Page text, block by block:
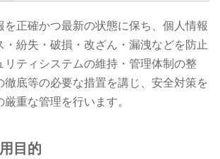
を正確かつ最新の状態に保ち、個人情報
紛失・破損・改ざん・漏洩などを防止
リティシステムの維持・管理体制の整
底等の必要な措置を講じ、安全対策を
重な管理を行います。
目的